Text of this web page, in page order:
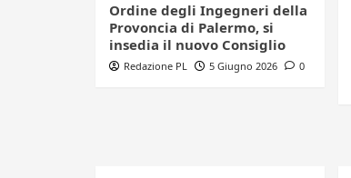
Ordine degli Ingegneri della
Provoncia di Palermo, si
insedia il nuovo Consiglio
Redazione PL 5 Giugno 2026 0